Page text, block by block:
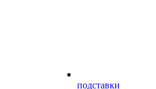
подставки